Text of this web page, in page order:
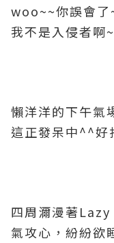
woo~~你誤會
我不是入侵者
懶洋洋的下午氣
這正發呆中^^好
四周濔漫著
氣攻心，紛紛欲